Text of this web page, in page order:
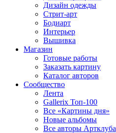
Дизайн одежды
Стрит-арт
Бодиарт
Интерьер
Вышивка
Магазин
Готовые работы
Заказать картину
Каталог авторов
Сообщество
Лента
Gallerix Топ-100
Все «Картины дня»
Новые альбомы
Все авторы Артклуба